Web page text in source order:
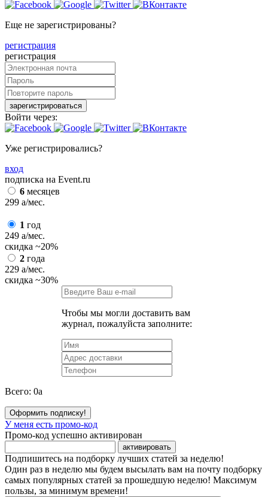
Еще не зарегистрированы?
регистрация
регистрация
зарегистрироваться
Войти через:
Уже регистрировались?
вход
подписка на Event.ru
6 месяцев
299 a/мес.
1 год
249 a/мес.
скидка ~20%
2 года
229 a/мес.
скидка ~30%
Чтобы мы могли доставить вам
журнал, пожалуйста заполните:
Всего: 0a
Оформить подписку!
У меня есть промо-код
Промо-код успешно активирован
активировать
Подпишитесь на подборку лучших статей за неделю!
Один раз в неделю мы будем высылать вам на почту подборку
самых популярных статей за прошедшую неделю! Максимум
пользы, за минимум времени!